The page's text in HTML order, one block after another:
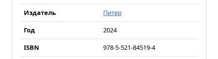
Издатель
Питер
Год
2024
ISBN
978-5-521-84519-4